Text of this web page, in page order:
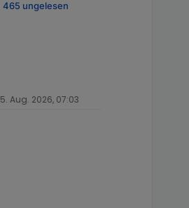
465 ungelesen
5. Aug. 2026, 07:03